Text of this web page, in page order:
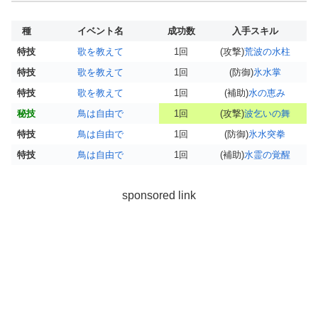
種 イベント名 成功数
入手スキル
特技
歌を教えて 1回 (攻撃)荒波の水柱
特技
歌を教えて 1回 (防御)氷水掌
特技
歌を教えて 1回 (補助)水の恵み
秘技
鳥は自由で 1回 (攻撃)波乞いの舞
特技
鳥は自由で 1回 (防御)氷水突拳
特技
鳥は自由で 1回 (補助)水霊の覚醒
sponsored link